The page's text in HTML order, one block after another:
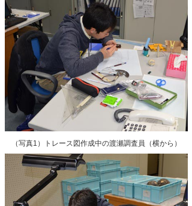
（写真1）トレース図作成中の渡瀬調査員（横から）